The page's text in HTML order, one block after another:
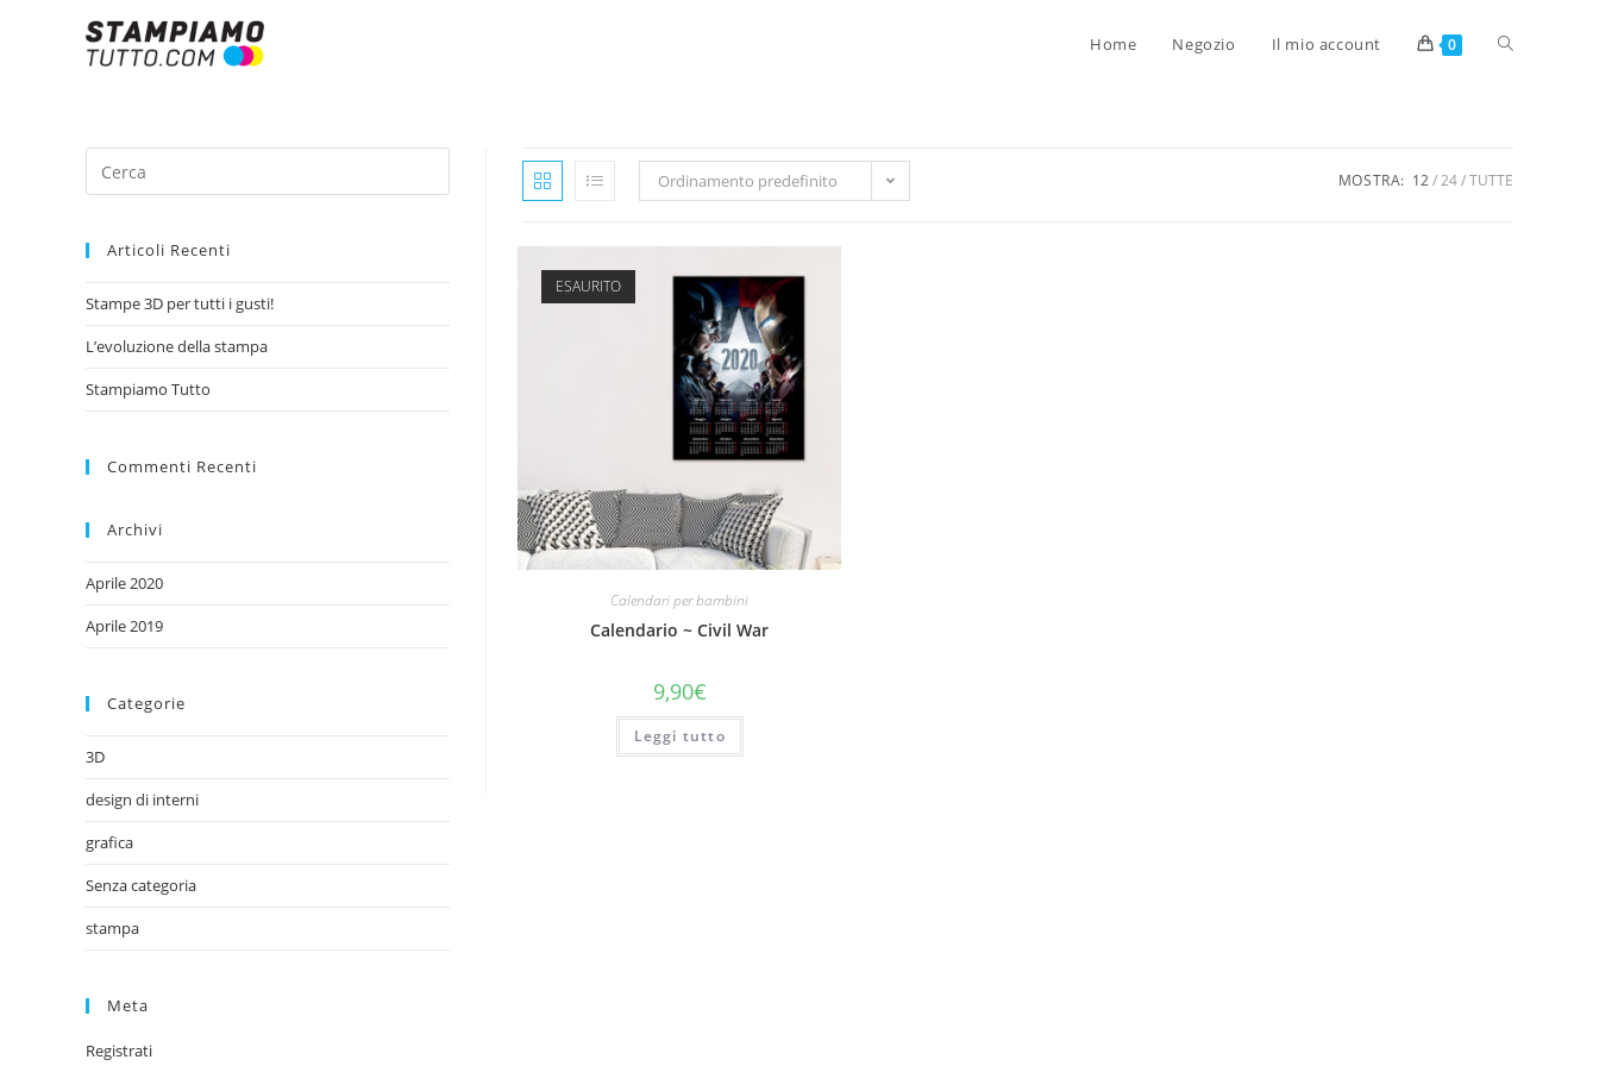
Home Negozio Il mio account 0
Ordinamento predefinito MOSTRA: 12 24 TUTTE
ESAURITO
Calendari per bambini
Calendario ~ Civil War
9,90€
Leggi tutto
Articoli Recenti
Stampe 3D per tutti i gusti!
L’evoluzione della stampa
Stampiamo Tutto
Commenti Recenti
Archivi
Aprile 2020
Aprile 2019
Categorie
3D
design di interni
grafica
Senza categoria
stampa
Meta
Registrati